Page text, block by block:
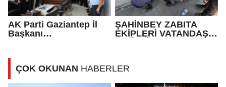
AK Parti Gaziantep İl
Başkanı
ziyaret: Gönül
köprülerini
güçlendirmeye devam
ŞAHİNBEY ZABITA
EKİPLERİ VATANDAŞIN
ÇOK OKUNAN HABERLER